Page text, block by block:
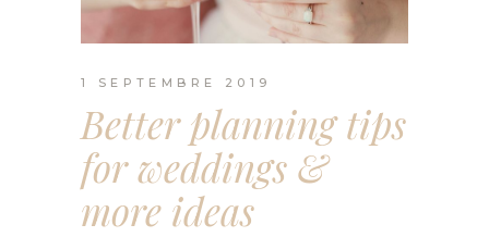
1 SEPTEMBRE 2019
Better planning tips
for weddings &
more ideas